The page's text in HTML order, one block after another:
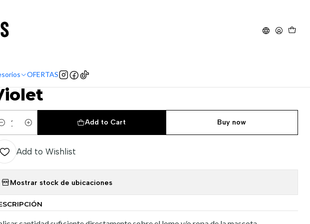
OFERTAS
Animal Health Violet
mascota Animal Health
Add to Cart Buy now
Add to Wishlist
Mostrar stock de ubicaciones